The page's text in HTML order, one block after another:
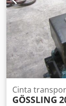
Cinta
GÖSSLING